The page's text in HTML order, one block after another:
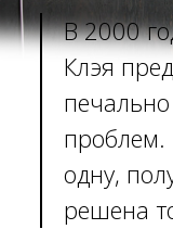
В 2000
Клэя
проблем.
одну,
решена